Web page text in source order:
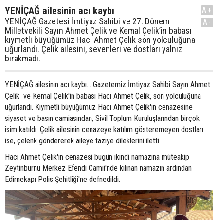
YENİÇAĞ ailesinin acı kaybı
YENİÇAĞ Gazetesi İmtiyaz Sahibi ve 27. Dönem
Milletvekili Sayın Ahmet Çelik ve Kemal Çelik’in babası
kıymetli büyüğümüz Hacı Ahmet Çelik son yolculuğuna
uğurlandı. Çelik ailesini, sevenleri ve dostları yalnız
bırakmadı.
A+
A-
YENİÇAĞ ailesinin acı kaybı... Gazetemiz İmtiyaz Sahibi Sayın Ahmet
Çelik ve Kemal Çelik'in babası Hacı Ahmet Çelik, son yolculuğuna
uğurlandı. Kıymetli büyüğümüz Hacı Ahmet Çelik'in cenazesine
siyaset ve basın camiasından, Sivil Toplum Kuruluşlarından birçok
isim katıldı. Çelik ailesinin cenazeye katılım gösteremeyen dostları
ise, çelenk göndererek aileye taziye dileklerini iletti.
Hacı Ahmet Çelik'in cenazesi bugün ikindi namazına müteakip
Zeytinburnu Merkez Efendi Camii'nde kılınan namazın ardından
Edirnekapı Polis Şehitliği'ne defnedildi.